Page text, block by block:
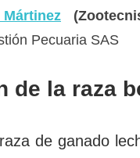
Pecuaria SAS
de la raza
de ganado